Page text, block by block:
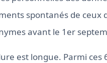
spontanés de ceux
avant le 1er
est longue. Parmi ces